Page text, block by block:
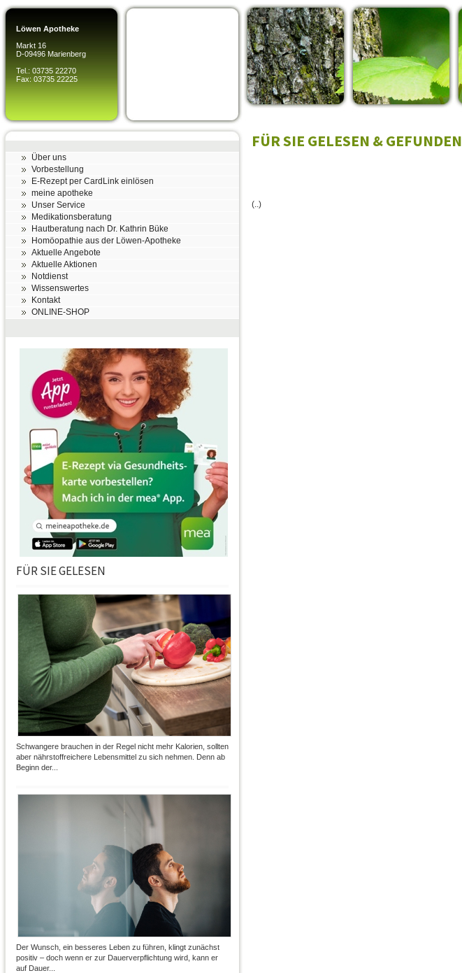
Über uns
Vorbestellung
E-Rezept per CardLink einlösen
meine apotheke
Unser Service
Medikationsberatung
Hautberatung nach Dr. Kathrin Büke
Homöopathie aus der Löwen-Apotheke
Aktuelle Angebote
Aktuelle Aktionen
Notdienst
Wissenswertes
Kontakt
ONLINE-SHOP
Löwen Apotheke
Markt 16
D-09496 Marienberg
Tel.: 03735 22270
Fax: 03735 22225
FÜR SIE GELESEN
Schwangere brauchen in der Regel nicht mehr Kalorien, sollten
aber nährstoffreichere Lebensmittel zu sich nehmen. Denn ab
Beginn der...
Der Wunsch, ein besseres Leben zu führen, klingt zunächst
positiv – doch wenn er zur Dauerverpflichtung wird, kann er
auf Dauer...
FÜR SIE GELESEN & GEFUNDEN
(..)